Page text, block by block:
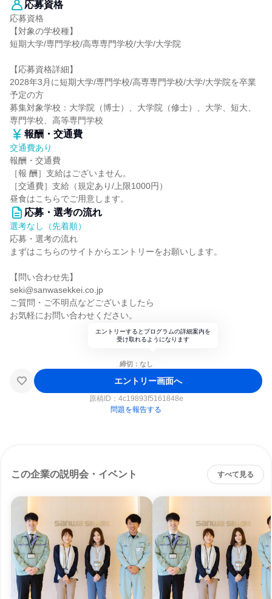
応募資格
応募資格
【対象の学校種】
短期大学/専門学校/高専専門学校/大学/大学院
【応募資格詳細】
2028年3月に短期大学/専門学校/高専専門学校/大学/大学院を卒業
予定の方
募集対象学校：大学院（博士）、大学院（修士）、大学、短大、
専門学校、高等専門学校
報酬・交通費
交通費あり
報酬・交通費
［報 酬］支給はございません。
［交通費］支給（規定あり/上限1000円）
昼食はこちらでご用意します。
応募・選考の流れ
選考なし（先着順）
応募・選考の流れ
まずはこちらのサイトからエントリーをお願いします。
【問い合わせ先】
seki@sanwasekkei.co.jp
ご質問・ご不明点などございましたら
お気軽にお問い合わせください。
エントリーするとプログラムの詳細案内を
受け取れるようになります
締切：なし
エントリー画面へ
原稿ID： 4c19893f5161848e
問題を報告する
この企業の説明会・イベント すべて見る